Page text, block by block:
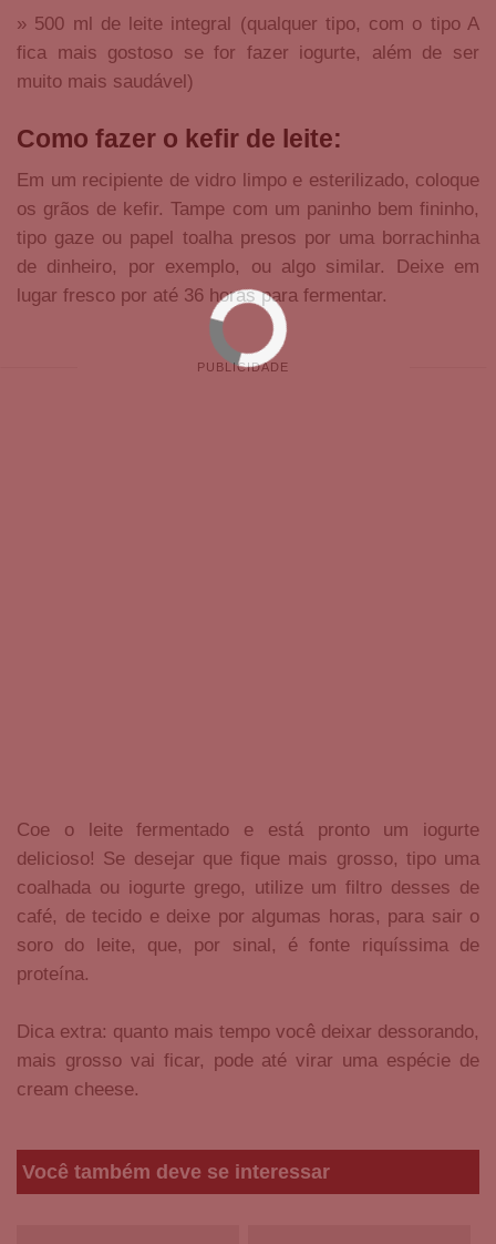
» 500 ml de leite integral (qualquer tipo, com o tipo A
fica mais gostoso se for fazer iogurte, além de ser
muito mais saudável)
Como fazer o kefir de leite:
Em um recipiente de vidro limpo e esterilizado, coloque
os grãos de kefir. Tampe com um paninho bem fininho,
tipo gaze ou papel toalha presos por uma borrachinha
de dinheiro, por exemplo, ou algo similar. Deixe em
lugar fresco por até 36 horas para fermentar.
Coe o leite fermentado e está pronto um iogurte
delicioso! Se desejar que fique mais grosso, tipo uma
coalhada ou iogurte grego, utilize um filtro desses de
café, de tecido e deixe por algumas horas, para sair o
soro do leite, que, por sinal, é fonte riquíssima de
proteína.
Dica extra: quanto mais tempo você deixar dessorando,
mais grosso vai ficar, pode até virar uma espécie de
cream cheese.
Você também deve se interessar